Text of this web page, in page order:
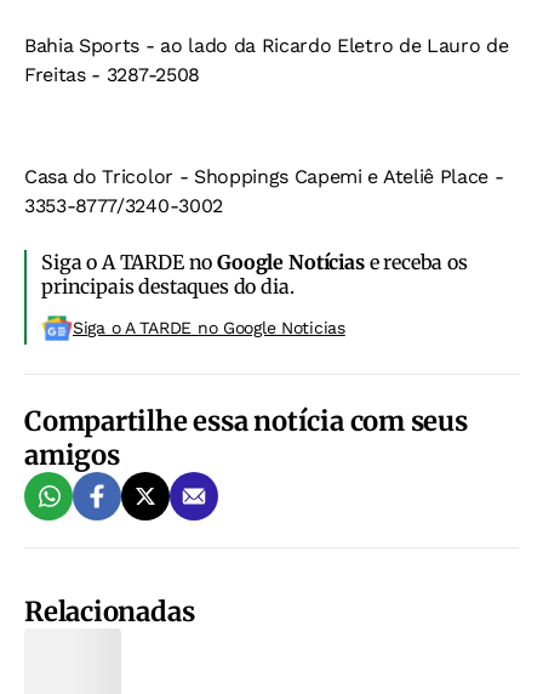
Bahia Sports - ao lado da Ricardo Eletro de Lauro de
Freitas - 3287-2508
Casa do Tricolor - Shoppings Capemi e Ateliê Place -
3353-8777/3240-3002
Siga o A TARDE noGoogle Notíciase receba os
principais destaques do dia.
Siga o A TARDE no Google Noticias
Compartilhe essa notícia com seus
amigos
Relacionadas